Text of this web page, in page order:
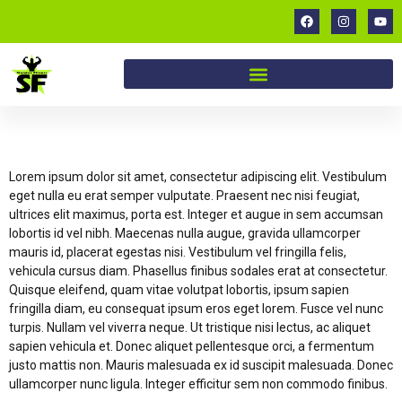
Lorem ipsum dolor sit amet, consectetur adipiscing elit. Vestibulum
eget nulla eu erat semper vulputate. Praesent nec nisi feugiat,
ultrices elit maximus, porta est. Integer et augue in sem accumsan
lobortis id vel nibh. Maecenas nulla augue, gravida ullamcorper
mauris id, placerat egestas nisi. Vestibulum vel fringilla felis,
vehicula cursus diam. Phasellus finibus sodales erat at consectetur.
Quisque eleifend, quam vitae volutpat lobortis, ipsum sapien
fringilla diam, eu consequat ipsum eros eget lorem. Fusce vel nunc
turpis. Nullam vel viverra neque. Ut tristique nisi lectus, ac aliquet
sapien vehicula et. Donec aliquet pellentesque orci, a fermentum
justo mattis non. Mauris malesuada ex id suscipit malesuada. Donec
ullamcorper nunc ligula. Integer efficitur sem non commodo finibus.